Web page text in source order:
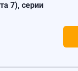
7), серии